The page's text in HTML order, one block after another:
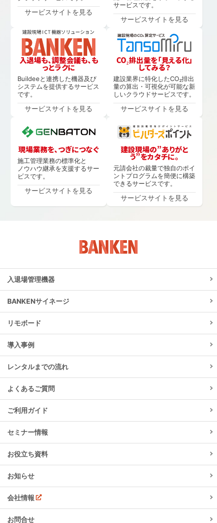
サービスサイトを見る
サービスです。
サービスサイトを見る
入退場も、調整会議も、も
っとラクに
Buildeeと連携した機器及び
システムを提供するサービス
です。
サービスサイトを見る
CO₂排出量を「見える化」
してみる？
建設業界に特化したCO₂排出
量の算出・可視化が可能な新
しいクラウドサービスです。
サービスサイトを見る
現場業務を、つぎにつなぐ
施工管理業務の標準化と
ノウハウ継承を支援するサー
ビスです。
サービスサイトを見る
建設現場の”ありがと
う”をカタチに。
元請会社の裁量で独自のポイ
ントプログラムを簡便に構築
できるサービスです。
サービスサイトを見る
入退場管理機器
BANKENサイネージ
リモボード
導入事例
レンタルまでの流れ
よくあるご質問
ご利用ガイド
セミナー情報
お役立ち資料
お知らせ
会社情報
お問合せ